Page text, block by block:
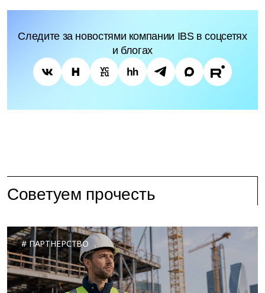
Следите за новостями компании IBS в соцсетях
и блогах
Советуем прочесть
ПАРТНЕРСТВО